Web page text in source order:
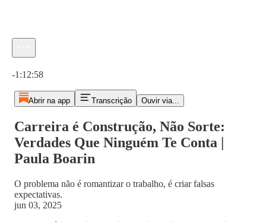
-1:12:58
Abrir na app Transcrição Ouvir via...
Carreira é Construção, Não Sorte:
Verdades Que Ninguém Te Conta |
Paula Boarin
O problema não é romantizar o trabalho, é criar falsas
expectativas.
jun 03, 2025